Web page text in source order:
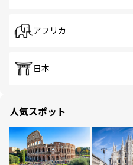
アフリカ
日本
人気スポット